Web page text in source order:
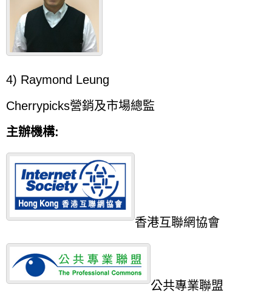
4) Raymond Leung
Cherrypicks營銷及市場總監
主辦機構:
香港互聯網協會
公共專業聯盟